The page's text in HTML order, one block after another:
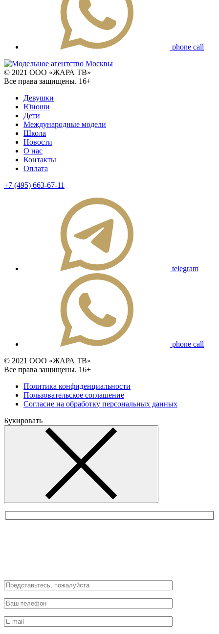
phone call
© 2021 ООО «ЖАРА ТВ»
Все права защищены. 16+
Девушки
Юноши
Дети
Международные модели
Школа
Новости
О нас
Контакты
Оплата
+7 (495) 663-67-11
telegram
phone call
© 2021 ООО «ЖАРА ТВ»
Все права защищены. 16+
Политика конфиденциальности
Пользовательское соглашение
Согласие на обработку персональных данных
Букировать